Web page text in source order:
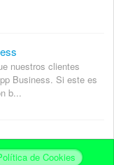
nuestros clientes
Business. Si este es
b...
de Cookies